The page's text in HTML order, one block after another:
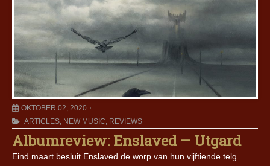
OKTOBER 02, 2020
ARTICLES, NEW MUSIC, REVIEWS
Albumreview: Enslaved – Utgard
Eind maart besluit Enslaved de worp van hun vijftiende telg